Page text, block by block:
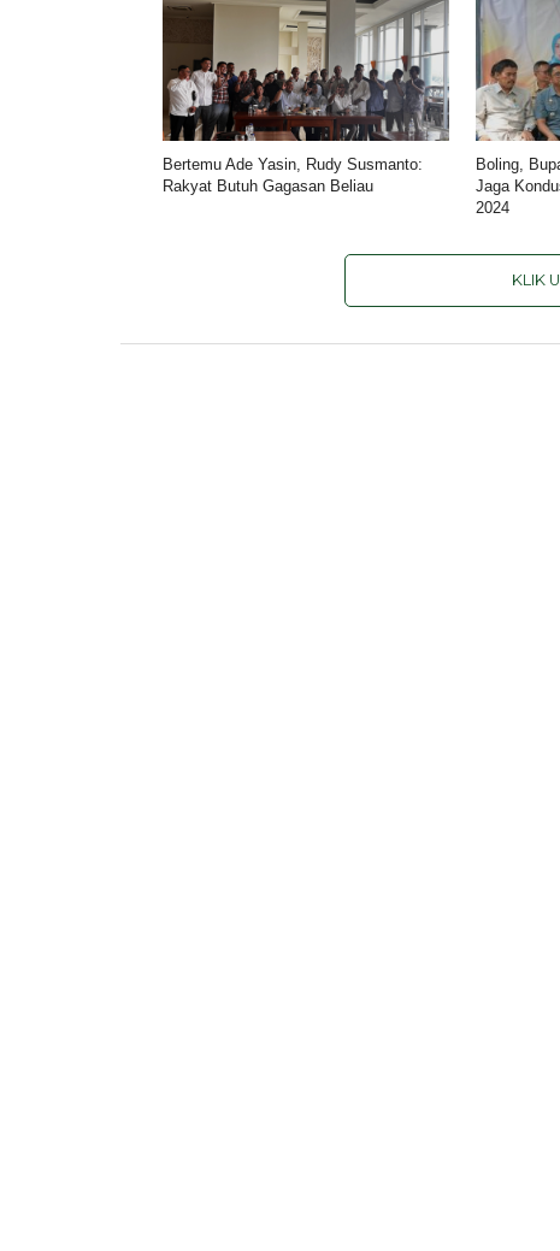
Bertemu Ade Yasin, Rudy Susmanto:
Rakyat Butuh Gagasan Beliau
Boling,
Jaga
2024
KLIK